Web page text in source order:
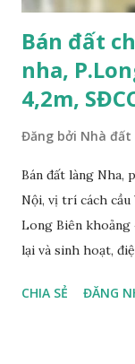
Bán đất
nha,
4,2m,
Đăng bởi Nhà đất
Bán đất làng Nha,
Nội, vị trí cách
Long Biên khoảng
lại và sinh hoạt,
đi lại và sinh hoạt,
CHIA SẺ ĐĂNG